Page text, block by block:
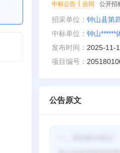
中标公告 合同 公开招
招采单位： 钟山县第
中标单位： 钟山******
发布时间： 2025-11-
项目编号：
公告原文